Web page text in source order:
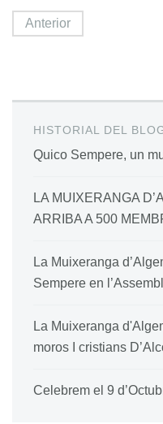
Anterior
HISTORIAL DEL
Quico Sempere, un
LA MUIXERANGA
ARRIBA A 500
La Muixeranga
Sempere en
La Muixeranga
moros I cristians
Celebrem el 9